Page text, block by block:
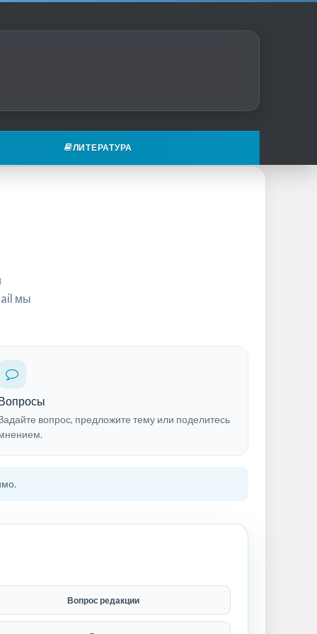
ЛИТЕРАТУРА
мы
вопрос, предложите тему или поделитесь
Вопрос редакции